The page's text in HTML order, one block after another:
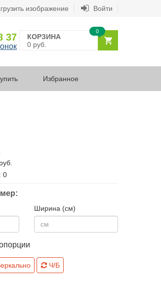
изображение Войти
37
КОРЗИНА
0 руб.
0
Избранное
руб.
: 0
Ширина (см)
Ч/Б